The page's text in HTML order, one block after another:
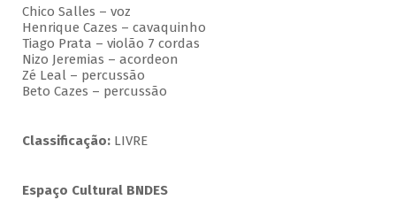
Chico Salles – voz
Henrique Cazes – cavaquinho
Tiago Prata – violão 7 cordas
Nizo Jeremias – acordeon
Zé Leal – percussão
Beto Cazes – percussão
Classificação: LIVRE
Espaço Cultural BNDES